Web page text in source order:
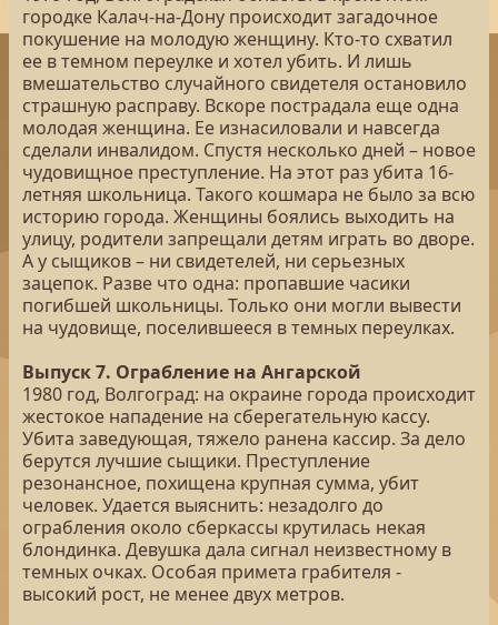
городке Калач-на-Дону происходит загадочное
покушение на молодую женщину. Кто-то схватил
ее в темном переулке и хотел убить. И лишь
вмешательство случайного свидетеля остановило
страшную расправу. Вскоре пострадала еще одна
молодая женщина. Ее изнасиловали и навсегда
сделали инвалидом. Спустя несколько дней – новое
чудовищное преступление. На этот раз убита 16-
летняя школьница. Такого кошмара не было за всю
историю города. Женщины боялись выходить на
улицу, родители запрещали детям играть во дворе.
А у сыщиков – ни свидетелей, ни серьезных
зацепок. Разве что одна: пропавшие часики
погибшей школьницы. Только они могли вывести
на чудовище, поселившееся в темных переулках.
Выпуск 7. Ограбление на Ангарской
1980 год, Волгоград: на окраине города происходит
жестокое нападение на сберегательную кассу.
Убита заведующая, тяжело ранена кассир. За дело
берутся лучшие сыщики. Преступление
резонансное, похищена крупная сумма, убит
человек. Удается выяснить: незадолго до
ограбления около сберкассы крутилась некая
блондинка. Девушка дала сигнал неизвестному в
темных очках. Особая примета грабителя -
высокий рост, не менее двух метров.